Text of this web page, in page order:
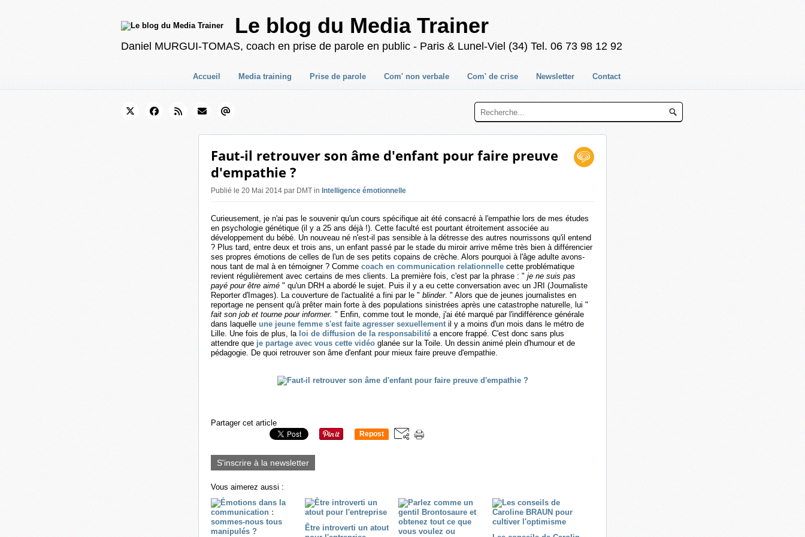
Le blog du Media Trainer
Daniel MURGUI-TOMAS, coach en prise de parole en public - Paris & Lunel-Viel (34) Tel. 06 73 98 12 92
Accueil Media training Prise de parole Com' non verbale Com' de crise Newsletter Contact
Faut-il retrouver son âme d'enfant pour faire preuve
d'empathie ?
Publié le 20 Mai 2014 par DMT in Intelligence émotionnelle
Curieusement, je n'ai pas le souvenir qu'un cours spécifique ait été consacré à l'empathie lors de mes études
en psychologie génétique (il y a 25 ans déjà !). Cette faculté est pourtant étroitement associée au
développement du bébé. Un nouveau né n'est-il pas sensible à la détresse des autres nourrissons qu'il entend
? Plus tard, entre deux et trois ans, un enfant passé par le stade du miroir arrive même très bien à différencier
ses propres émotions de celles de l'un de ses petits copains de crèche. Alors pourquoi à l'âge adulte avons-
nous tant de mal à en témoigner ? Comme coach en communication relationnelle cette problématique
revient régulièrement avec certains de mes clients. La première fois, c'est par la phrase : " je ne suis pas
payé pour être aimé " qu'un DRH a abordé le sujet. Puis il y a eu cette conversation avec un JRI (Journaliste
Reporter d'Images). La couverture de l'actualité a fini par le " blinder. " Alors que de jeunes journalistes en
reportage ne pensent qu'à prêter main forte à des populations sinistrées après une catastrophe naturelle, lui "
fait son job et tourne pour informer. " Enfin, comme tout le monde, j'ai été marqué par l'indifférence générale
dans laquelle une jeune femme s'est faite agresser sexuellement il y a moins d'un mois dans le métro de
Lille. Une fois de plus, la loi de diffusion de la responsabilité a encore frappé. C'est donc sans plus
attendre que je partage avec vous cette vidéo glanée sur la Toile. Un dessin animé plein d'humour et de
pédagogie. De quoi retrouver son âme d'enfant pour mieux faire preuve d'empathie.
Partager cet article
Repost
S'inscrire à la newsletter
Vous aimerez aussi :
Être introverti un atout